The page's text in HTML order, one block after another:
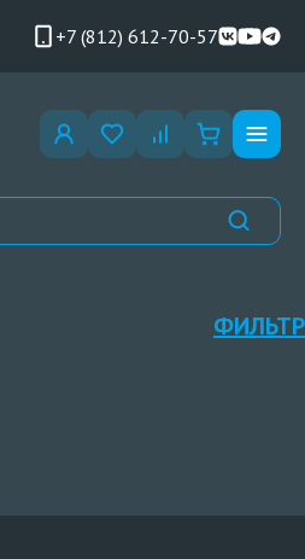
+7 (812) 612-70-57
ФИЛЬТР